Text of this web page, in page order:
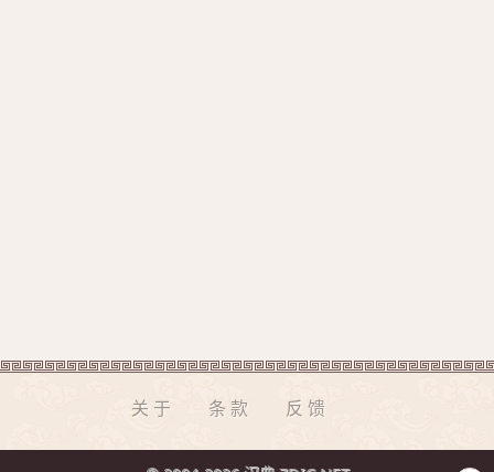
关于 条款 反馈